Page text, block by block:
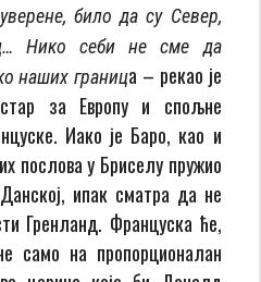
било да су Север,
Нико себи не сме да
наших граница – рекао је
за Европу и спољне
Иако је Баро, као и
послова у Бриселу пружио
ипак сматра да не
Гренланд. Француска ће,
само на пропорционалан